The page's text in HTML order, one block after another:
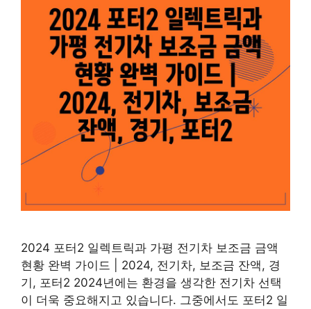
2024 포터2 일렉트릭과 가평 전기차 보조금 금액
현황 완벽 가이드 | 2024, 전기차, 보조금 잔액, 경
기, 포터2 2024년에는 환경을 생각한 전기차 선택
이 더욱 중요해지고 있습니다. 그중에서도 포터2 일